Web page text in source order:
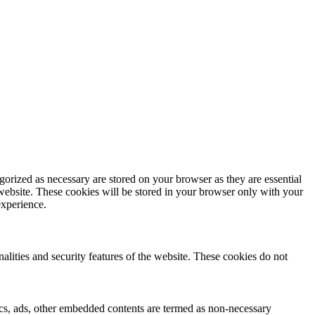
as necessary are stored on your browser as they are essential
These cookies will be stored in your browser only with your
and security features of the website. These cookies do not
other embedded contents are termed as non-necessary